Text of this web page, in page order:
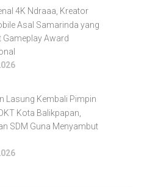
4K Ndraaa, Kreator
Asal Samarinda yang
Gameplay Award
Lasung Kembali Pimpin
Kota Balikpapan,
SDM Guna Menyambut